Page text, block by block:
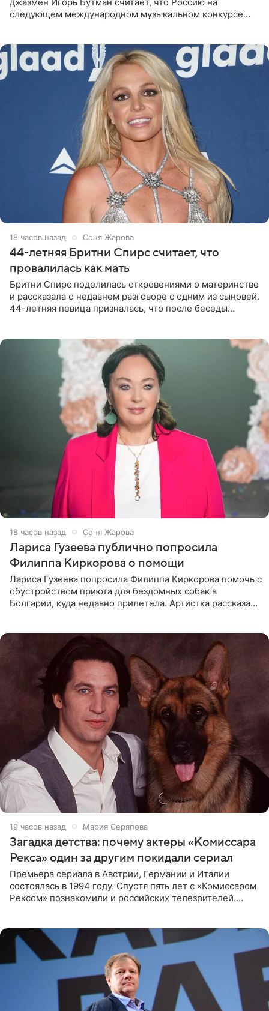
следующем международном музыкальном конкурсе
18 часов назад Соня Жарова
44-летняя Бритни Спирс считает, что
провалилась как мать
Бритни Спирс поделилась откровениями о материнстве
и рассказала о недавнем разговоре с одним из сыновей.
44-летняя певица призналась, что после беседы
18 часов назад Соня Жарова
Лариса Гузеева публично попросила
Филиппа Киркорова о помощи
Лариса Гузеева попросила Филиппа Киркорова помочь с
обустройством приюта для бездомных собак в
Болгарии, куда недавно прилетела. Артистка рассказала
19 часов назад Мария Серяпова
Загадка детства: почему актеры «Комиссара
Рекса» один за другим покидали сериал
Премьера сериала в Австрии, Германии и Италии
состоялась в 1994 году. Спустя пять лет с «Комиссаром
Рексом» познакомили и российских телезрителей.